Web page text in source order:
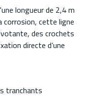
longueur de 2,4 m
corrosion, cette ligne
des crochets
directe d’une
tranchants